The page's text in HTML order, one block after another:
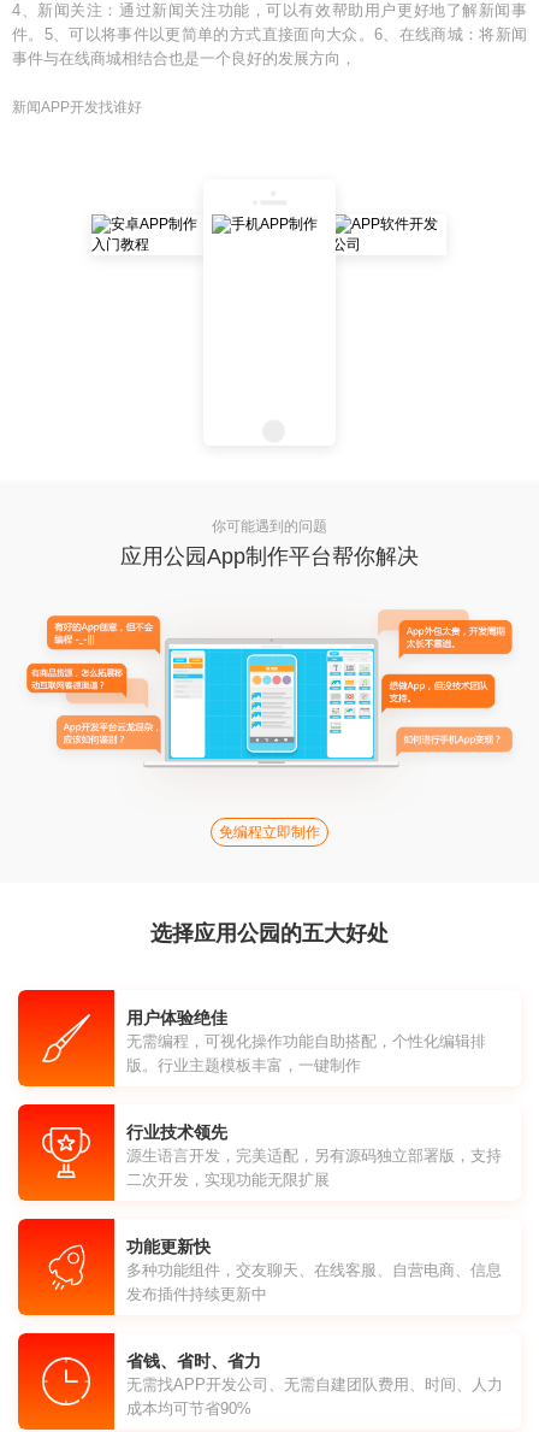
4、新闻关注：通过新闻关注功能，可以有效帮助用户更好地了解新闻事
件。5、可以将事件以更简单的方式直接面向大众。6、在线商城：将新闻
事件与在线商城相结合也是一个良好的发展方向，
新闻APP开发找谁好
你可能遇到的问题
应用公园App制作平台帮你解决
免编程立即制作
选择应用公园的五大好处
用户体验绝佳
无需编程，可视化操作功能自助搭配，个性化编辑排
版。行业主题模板丰富，一键制作
行业技术领先
源生语言开发，完美适配，另有源码独立部署版，支持
二次开发，实现功能无限扩展
功能更新快
多种功能组件，交友聊天、在线客服、自营电商、信息
发布插件持续更新中
省钱、省时、省力
无需找APP开发公司、无需自建团队费用、时间、人力
成本均可节省90%